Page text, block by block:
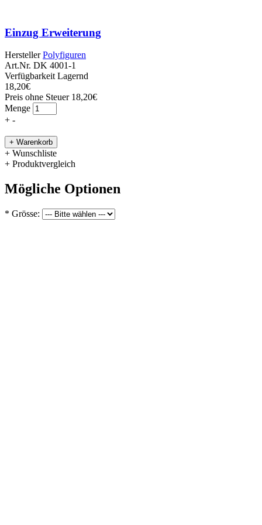
Einzug Erweiterung
Hersteller Polyfiguren
Art.Nr. DK 4001-1
VerfügbarkeitLagernd
18,20€
Preis ohne Steuer 18,20€
Menge
+ -
+ Wunschliste
+ Produktvergleich
Mögliche Optionen
* Grösse: